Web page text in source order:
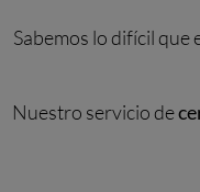
Sabemos lo difícil que
Nuestro servicio de